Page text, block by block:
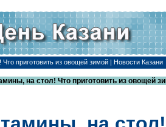
приготовить из овощей зимой | Новости Казани
на стол! Что приготовить из овощей